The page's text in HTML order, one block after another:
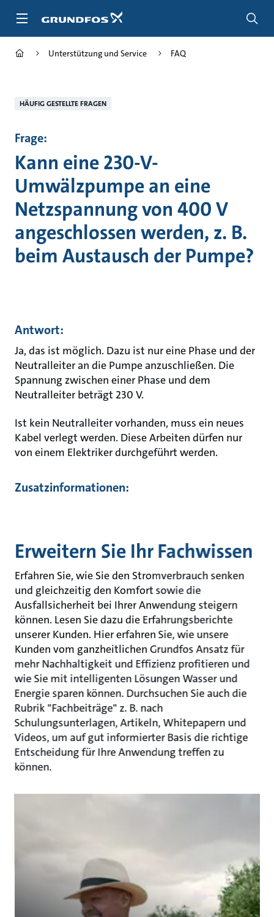
Inhalt
Unterstützung und Service FAQ
HÄUFIG GESTELLTE FRAGEN
Frage:
Kann eine 230-V-
Umwälzpumpe an eine
Netzspannung von 400 V
angeschlossen werden, z. B.
beim Austausch der Pumpe?
Antwort:
Ja, das ist möglich. Dazu ist nur eine Phase und der
Neutralleiter an die Pumpe anzuschließen. Die
Spannung zwischen einer Phase und dem
Neutralleiter beträgt 230 V.
Ist kein Neutralleiter vorhanden, muss ein neues
Kabel verlegt werden. Diese Arbeiten dürfen nur
von einem Elektriker durchgeführt werden.
Zusatzinformationen:
Erweitern Sie Ihr Fachwissen
Erfahren Sie, wie Sie den Stromverbrauch senken
und gleichzeitig den Komfort sowie die
Ausfallsicherheit bei Ihrer Anwendung steigern
können. Lesen Sie dazu die Erfahrungsberichte
unserer Kunden. Hier erfahren Sie, wie unsere
Kunden vom ganzheitlichen Grundfos Ansatz für
mehr Nachhaltigkeit und Effizienz profitieren und
wie Sie mit intelligenten Lösungen Wasser und
Energie sparen können. Durchsuchen Sie auch die
Rubrik "Fachbeiträge" z. B. nach
Schulungsunterlagen, Artikeln, Whitepapern und
Videos, um auf gut informierter Basis die richtige
Entscheidung für Ihre Anwendung treffen zu
können.